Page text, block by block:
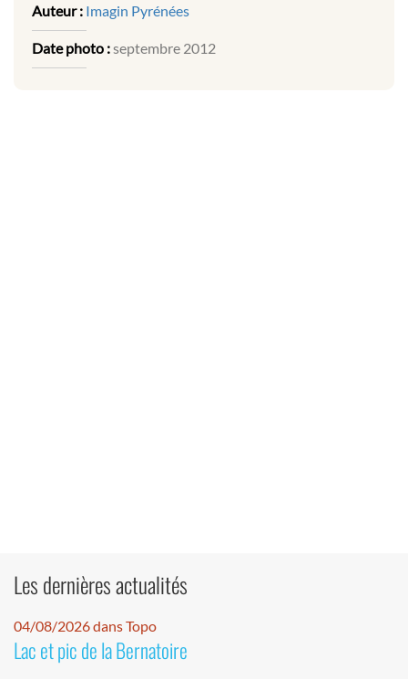
Auteur : Imagin Pyrénées
Date photo :septembre 2012
Les dernières actualités
04/08/2026 dans Topo
Lac et pic de la Bernatoire